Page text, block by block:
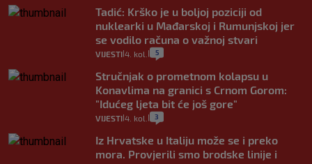
Tadić: Krško je u boljoj poziciji od
nuklearki u Mađarskoj i Rumunjskoj jer
se vodilo računa o važnoj stvari
VIJESTI 4. kol. 5
Stručnjak o prometnom kolapsu u
Konavlima na granici s Crnom Gorom:
"Idućeg ljeta bit će još gore"
VIJESTI 4. kol. 3
Iz Hrvatske u Italiju može se i preko
mora. Provjerili smo brodske linije i